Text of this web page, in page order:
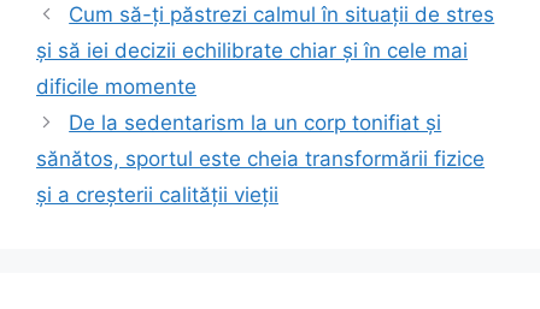
Cum să-ți păstrezi calmul în situații de stres
și să iei decizii echilibrate chiar și în cele mai
dificile momente
De la sedentarism la un corp tonifiat și
sănătos, sportul este cheia transformării fizice
și a creșterii calității vieții